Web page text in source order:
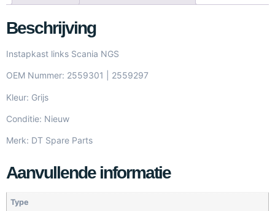
Beschrijving
Instapkast links Scania NGS
OEM Nummer: 2559301 | 2559297
Kleur: Grijs
Conditie: Nieuw
Merk: DT Spare Parts
Aanvullende informatie
Type